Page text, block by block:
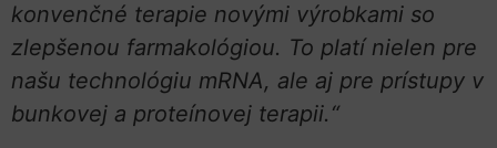
konvenčné terapie novými výrobkami so
zlepšenou farmakológiou. To platí nielen pre
našu technológiu mRNA, ale aj pre prístupy v
bunkovej a proteínovej terapii.“